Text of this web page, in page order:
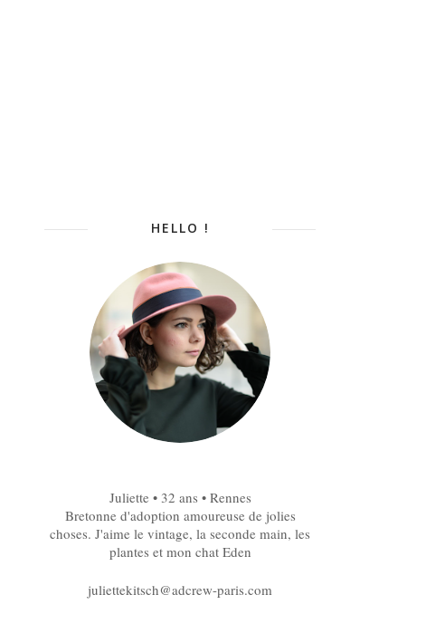
HELLO !
Juliette • 32 ans • Rennes
Bretonne d'adoption amoureuse de jolies
choses. J'aime le vintage, la seconde main, les
plantes et mon chat Eden
juliettekitsch@adcrew-paris.com